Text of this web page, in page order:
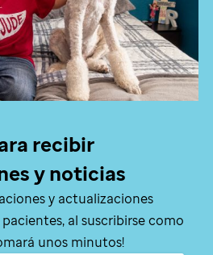
recibir
y noticias
y actualizaciones
pacientes, al suscribirse como
unos minutos!